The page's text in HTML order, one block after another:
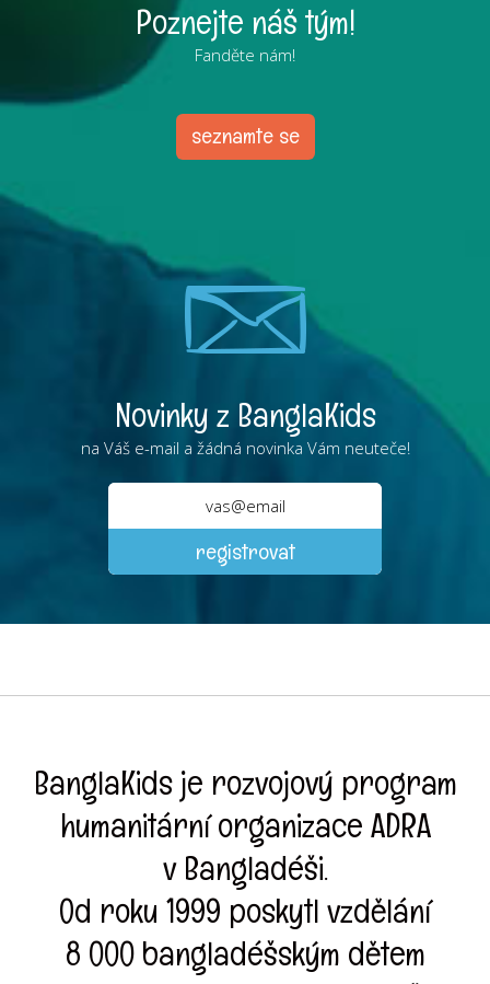
Poznejte náš tým!
Fanděte nám!
seznamte se
Novinky z BanglaKids
na Váš e-mail a žádná novinka Vám neuteče!
BanglaKids je rozvojový program
humanitární organizace ADRA
v Bangladéši.
Od roku 1999 poskytl vzdělání
8 000 bangladéšským dětem